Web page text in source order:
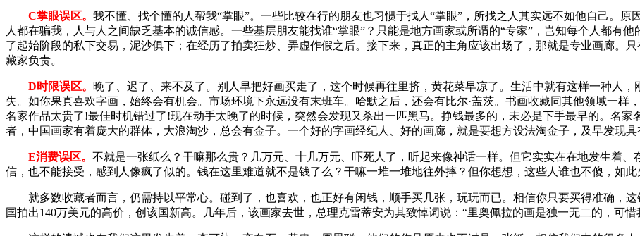
C掌眼误区。 我不懂、找个懂的人帮我“掌眼”。一些比较在行的朋友也习惯于找人“掌眼”，所找之人其实远不如他自己。
人都在骗我，人与人之间缺乏基本的诚信感。一些基层朋友能找谁“掌眼”？只能是地方画家或所谓的“专家”，岂知每个人都有
了起始阶段的私下交易，泥沙俱下；在经历了拍卖狂炒、弄虚作假之后。接下来，真正的主角应该出场了，那就是专业画廊。
藏家负责。
D时限误区。 晚了、迟了、来不及了。别人早把好画买走了，这个时候再往里挤，黄花菜早凉了。生活中就有这样一种人
失。如你果真喜欢字画，始终会有机会。市场环境下永远没有末班车。哈默之后，还会有比尔·盖茨。书画收藏同其他领域一样
名家作品太贵了!最佳时机错过了!现在动手太晚了的时候，突然会发现又杀出一匹黑马。挣钱最多的，未必是下手最早的。名
者，中国画家有着庞大的群体，大浪淘沙，总会有金子。一个好的字画经纪人、好的画廊，就是要想方设法淘金子，及早发现
E消费误区。 不就是一张纸么？干嘛那么贵？几万元、十几万元、吓死人了，听起来像神话一样。但它实实在在地发生着
信，也不能接受，感到人像疯了似的。钱在这里难道就不是钱了么？干嘛一堆一堆地往外摔？但你想想，这些人谁也不傻，如
就多数收藏者而言，仍需持以平常心。碰到了，也喜欢，也正好有闲钱，顺手买几张，玩玩而已。相信你只要买得准确，这
国拍出140万美元的高价，创该国新高。几年后，该画家去世，总理克雷蒂安为其致悼词说：“里奥佩拉的画是独一无二的，可惜